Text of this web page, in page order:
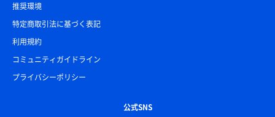
推奨環境
特定商取引法に基づく表記
利用規約
コミュニティガイドライン
プライバシーポリシー
公式SNS